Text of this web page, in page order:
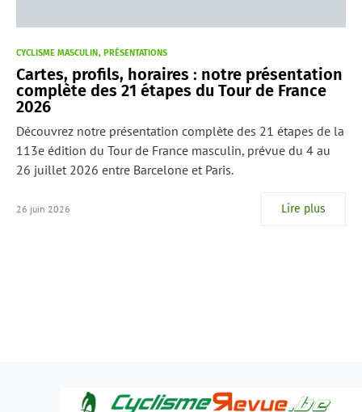
CYCLISME MASCULIN PRÉSENTATIONS
Cartes, profils, horaires : notre présentation
complète des 21 étapes du Tour de France
2026
Découvrez notre présentation complète des 21 étapes de la
113e édition du Tour de France masculin, prévue du 4 au
26 juillet 2026 entre Barcelone et Paris.
26 juin 2026 Lire plus